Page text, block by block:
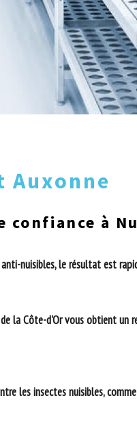
à
nuisibles, le résultat est
laCôte-d'Orvous obtient un
les insectes nuisibles,